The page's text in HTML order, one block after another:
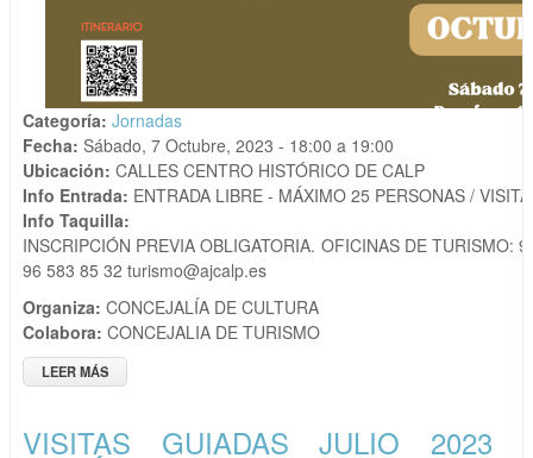
Categoría: Jornadas
Fecha: Sábado, 7 Octubre, 2023 - 18:00 a 19:00
Ubicación: CALLES CENTRO HISTÓRICO DE CALP
Info Entrada: ENTRADA LIBRE - MÁXIMO 25 PERSONAS / VISITA
Info Taquilla:
INSCRIPCIÓN PREVIA OBLIGATORIA. OFICINAS DE TURISMO:
96 583 85 32 turismo@ajcalp.es
Organiza: CONCEJALÍA DE CULTURA
Colabora: CONCEJALIA DE TURISMO
LEER MÁS
CALP"
VISITAS GUIADAS JULIO 2023